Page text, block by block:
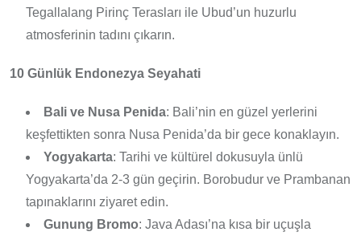
Tegallalang Pirinç Terasları ile Ubud’un huzurlu
atmosferinin tadını çıkarın.
10 Günlük Endonezya Seyahati
Bali ve Nusa Penida: Bali’nin en güzel yerlerini
keşfettikten sonra Nusa Penida’da bir gece konaklayın.
Yogyakarta: Tarihi ve kültürel dokusuyla ünlü
Yogyakarta’da 2-3 gün geçirin. Borobudur ve Prambanan
tapınaklarını ziyaret edin.
Gunung Bromo: Java Adası’na kısa bir uçuşla